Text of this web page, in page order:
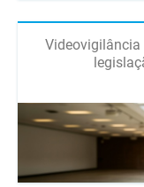
Videovigilância